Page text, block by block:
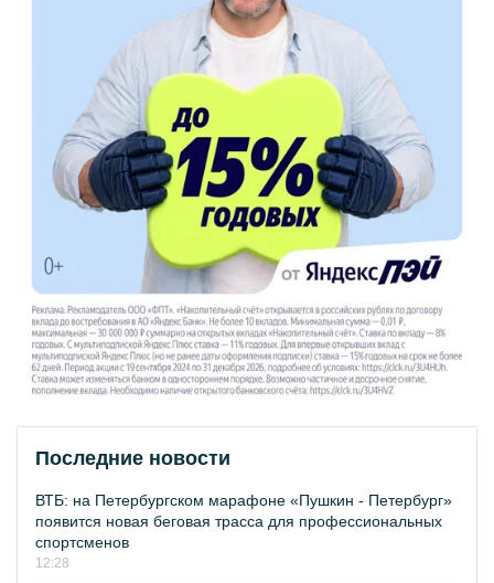
Последние новости
ВТБ: на Петербургском марафоне «Пушкин - Петербург»
появится новая беговая трасса для профессиональных
спортсменов
12:28